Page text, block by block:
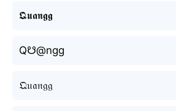
𝕼𝖚𝖆𝖓𝖌𝖌
Q☋@ngg
𝔔𝔲𝔞𝔫𝔤𝔤